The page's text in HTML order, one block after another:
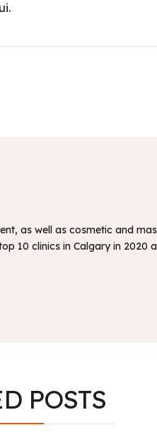
as well as cosmetic and
10 clinics in Calgary in 2020
POSTS